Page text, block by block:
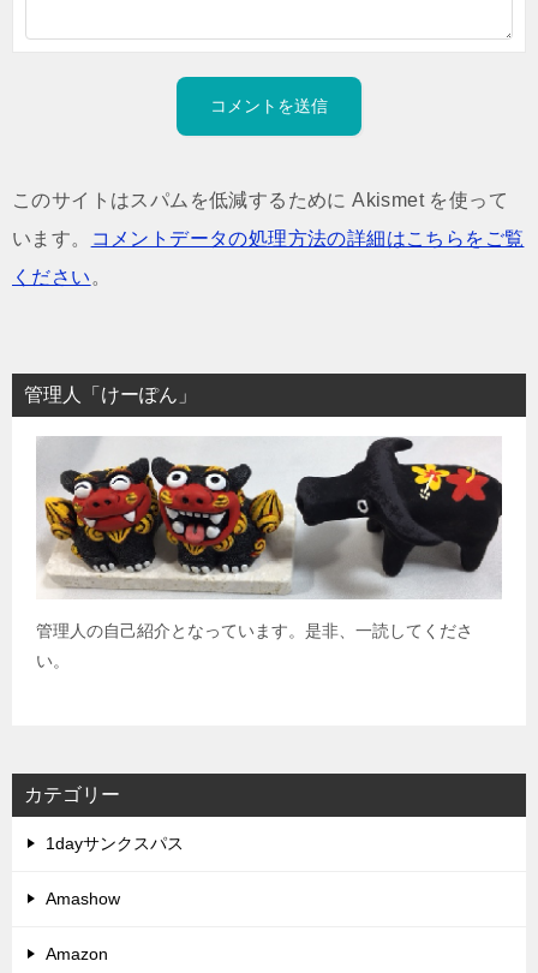
このサイトはスパムを低減するために Akismet を使って
います。
コメントデータの処理方法の詳細はこちらをご覧
ください 。
管理人「けーぽん」
管理人の自己紹介となっています。是非、一読してくださ
い。
カテゴリー
1dayサンクスパス
Amashow
Amazon